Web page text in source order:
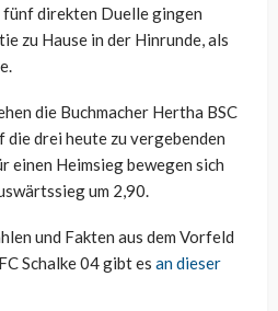
direkten Duelle gingen
zu Hause in der Hinrunde, als
die Buchmacher Hertha BSC
drei heute zu vergebenden
einen Heimsieg bewegen sich
um 2,90.
und Fakten aus dem Vorfeld
Schalke 04 gibt es an dieser